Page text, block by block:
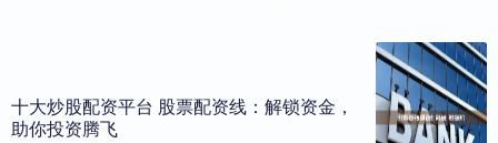
十大炒股配资平台 股票配资线：解锁资金，
助你投资腾飞